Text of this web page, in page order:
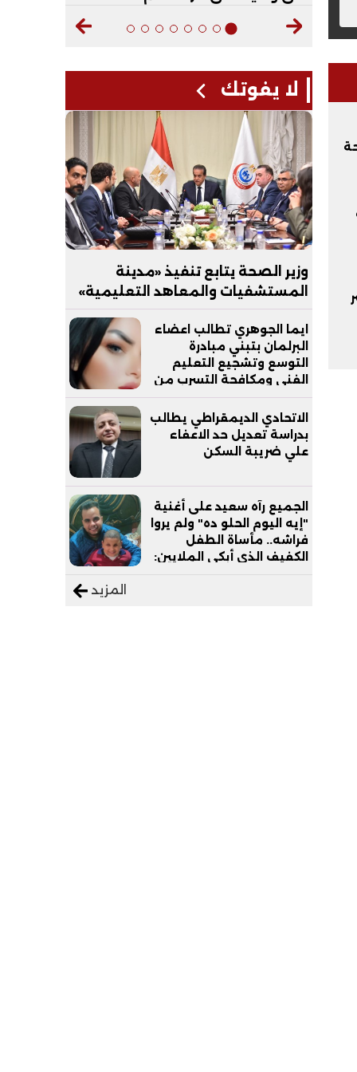
لا يفوتك
وزير الصحة يتابع تنفيذ «مدينة
المستشفيات والمعاهد التعليمية»
بالعاصمة الجديدة
ايما الجوهري تطالب اعضاء
البرلمان بتبني مبادرة
التوسع وتشجيع التعليم
الفني ومكافحة التسرب من
التعليم
الاتحادي الديمقراطي يطالب
بدراسة تعديل حد الاعفاء
علي ضريبة السكن
الجميع رآه سعيد على أغنية
"إيه اليوم الحلو ده" ولم يروا
فراشه.. مأساة الطفل
الكفيف الذي أبكى الملايين:
المزيد